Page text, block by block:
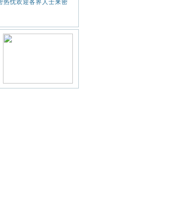
热忱欢迎各界人士来密